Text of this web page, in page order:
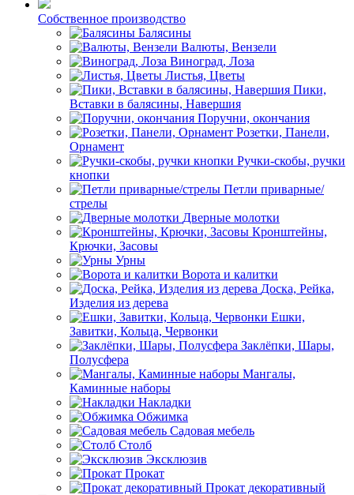
Собственное производство
Балясины
Валюты, Вензели
Виноград, Лоза
Листья, Цветы
Пики,
Вставки в балясины, Навершия
Поручни, окончания
Розетки, Панели,
Орнамент
Ручки-скобы, ручки
кнопки
Петли приварные/
стрелы
Дверные молотки
Кронштейны,
Крючки, Засовы
Урны
Ворота и калитки
Доска, Рейка,
Изделия из дерева
Ешки,
Завитки, Кольца, Червонки
Заклёпки, Шары,
Полусфера
Мангалы,
Каминные наборы
Накладки
Обжимка
Садовая мебель
Столб
Эксклюзив
Прокат
Прокат декоративный